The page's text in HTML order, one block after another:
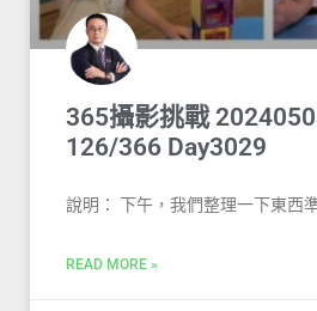
365攝影挑戰
126/366 Day3029
說明： 下午，我們整理一下東西
READ MORE »